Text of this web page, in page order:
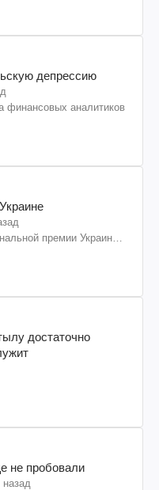
депрессию
финансовых аналитиков
премии Украины
достаточно
не пробовали
назад